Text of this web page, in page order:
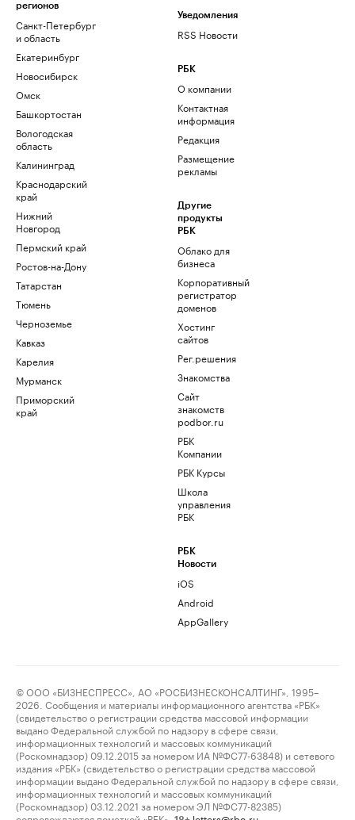
регионов
Санкт-Петербург
и область
Екатеринбург
Новосибирск
Омск
Башкортостан
Вологодская
область
Калининград
Краснодарский
край
Нижний
Новгород
Пермский край
Ростов-на-Дону
Татарстан
Тюмень
Черноземье
Кавказ
Карелия
Мурманск
Приморский
край
Уведомления
RSS Новости
РБК
О компании
Контактная
информация
Редакция
Размещение
рекламы
Другие
продукты
РБК
Облако для
бизнеса
Корпоративный
регистратор
доменов
Хостинг
сайтов
Рег.решения
Знакомства
Сайт
знакомств
podbor.ru
РБК
Компании
РБК Курсы
Школа
управления
РБК
РБК
Новости
iOS
Android
AppGallery
© ООО «БИЗНЕСПРЕСС», АО «РОСБИЗНЕСКОНСАЛТИНГ», 1995–
2026. Сообщения и материалы информационного агентства «РБК»
(свидетельство о регистрации средства массовой информации
выдано Федеральной службой по надзору в сфере связи,
информационных технологий и массовых коммуникаций
(Роскомнадзор) 09.12.2015 за номером ИА №ФС77-63848) и сетевого
издания «РБК» (свидетельство о регистрации средства массовой
информации выдано Федеральной службой по надзору в сфере связи,
информационных технологий и массовых коммуникаций
(Роскомнадзор) 03.12.2021 за номером ЭЛ №ФС77-82385)